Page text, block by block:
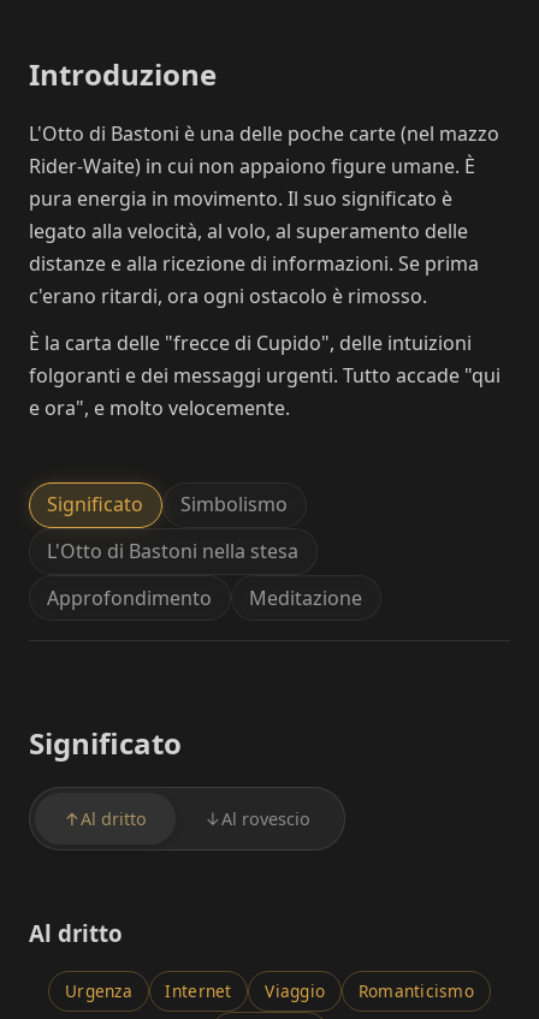
Introduzione
L'Otto di Bastoni è una delle poche carte (nel mazzo
Rider-Waite) in cui non appaiono figure umane. È
pura energia in movimento. Il suo significato è
legato alla velocità, al volo, al superamento delle
distanze e alla ricezione di informazioni. Se prima
c'erano ritardi, ora ogni ostacolo è rimosso.
È la carta delle "frecce di Cupido", delle intuizioni
folgoranti e dei messaggi urgenti. Tutto accade "qui
e ora", e molto velocemente.
Significato
Simbolismo
L'Otto di Bastoni nella stesa
Approfondimento
Meditazione
Significato
↑Al dritto ↓Al rovescio
Al dritto
Urgenza Internet Viaggio
Romanticismo